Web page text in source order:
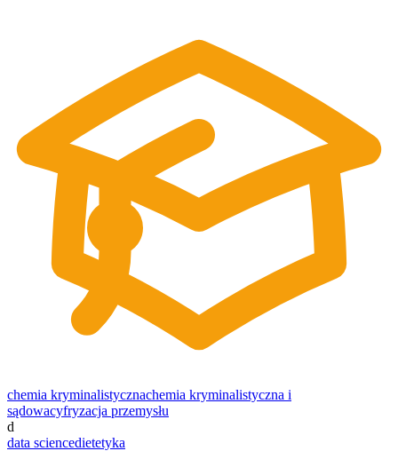
chemia kryminalistycznachemia kryminalistyczna i
sądowacyfryzacja przemysłu
d
data sciencedietetyka